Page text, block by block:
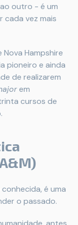
outro - é um
cada vez mais
Nova Hampshire
pioneiro e ainda
de realizarem
em
cursos de
é uma
o passado.